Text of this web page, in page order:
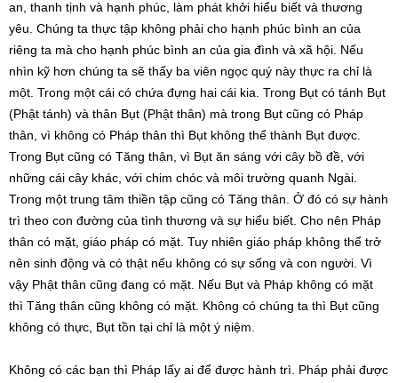
an, thanh tịnh và hạnh phúc, làm phát khởi hiểu biết và thương
yêu. Chúng ta thực tập không phải cho hạnh phúc bình an của
riêng ta mà cho hạnh phúc bình an của gia đình và xã hội. Nếu
nhìn kỹ hơn chúng ta sẽ thấy ba viên ngọc quý này thực ra chỉ là
một. Trong một cái có chứa đựng hai cái kia. Trong Bụt có tánh Bụt
(Phật tánh) và thân Bụt (Phật thân) mà trong Bụt cũng có Pháp
thân, vì không có Pháp thân thì Bụt không thể thành Bụt được.
Trong Bụt cũng có Tăng thân, vì Bụt ăn sáng với cây bồ đề, với
những cái cây khác, với chim chóc và môi trường quanh Ngài.
Trong một trung tâm thiền tập cũng có Tăng thân. Ở đó có sự hành
trì theo con đường của tình thương và sự hiểu biết. Cho nên Pháp
thân có mặt, giáo pháp có mặt. Tuy nhiên giáo pháp không thể trở
nên sinh động và có thật nếu không có sự sống và con người. Vì
vậy Phật thân cũng đang có mặt. Nếu Bụt và Pháp không có mặt
thì Tăng thân cũng không có mặt. Không có chúng ta thì Bụt cũng
không có thực, Bụt tồn tại chỉ là một ý niệm.
Không có các bạn thì Pháp lấy ai để được hành trì. Pháp phải được